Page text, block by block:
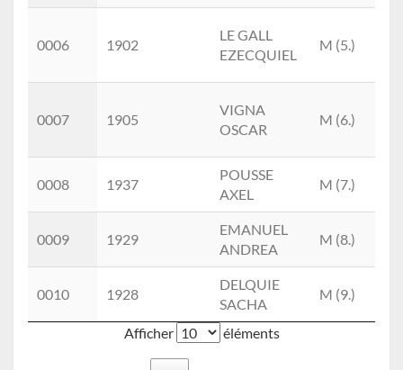
0006 1902
LE GALL
EZECQUIEL
M (5.)
0007 1905
VIGNA
OSCAR
M (6.)
0008 1937
POUSSE
AXEL
M (7.)
0009 1929
EMANUEL
ANDREA
M (8.)
0010 1928
DELQUIE
SACHA
M (9.)
Afficher
éléments